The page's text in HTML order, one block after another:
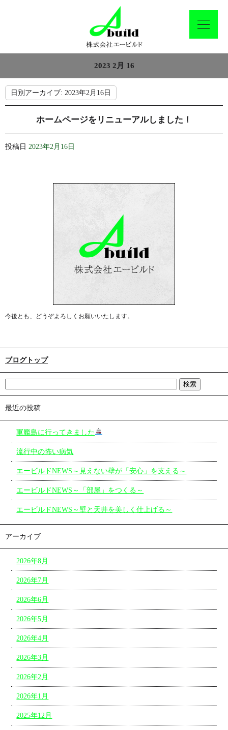
2023 2月 16
日別アーカイブ: 2023年2月16日
ホームページをリニューアルしました！
投稿日 2023年2月16日
今後とも、どうぞよろしくお願いいたします。
ブログトップ
最近の投稿
軍艦島に行ってきました
流行中の怖い病気
エービルドNEWS～見えない壁が「安心」を支える～
エービルドNEWS～「部屋」をつくる～
エービルドNEWS～壁と天井を美しく仕上げる～
アーカイブ
2026年8月
2026年7月
2026年6月
2026年5月
2026年4月
2026年3月
2026年2月
2026年1月
2025年12月